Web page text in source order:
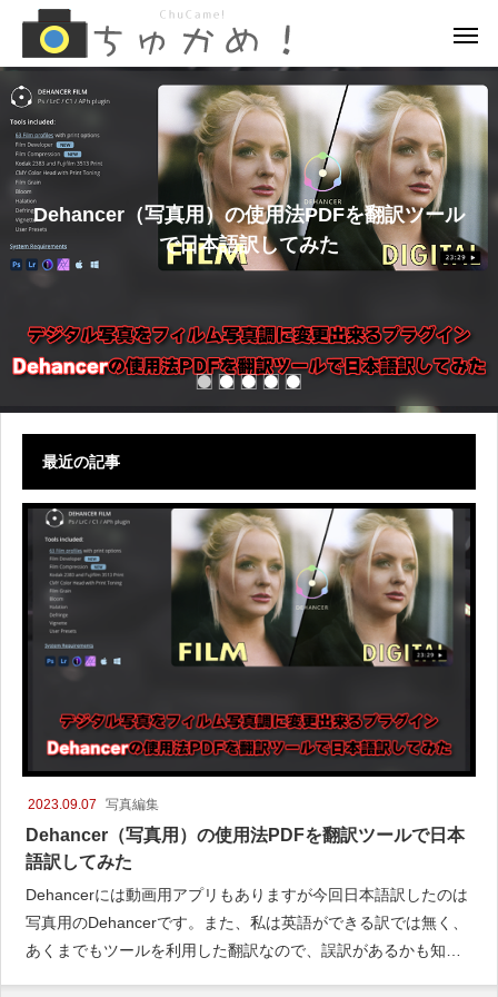
Dehancer（写真用）の使用法PDFを翻訳ツール
で日本語訳してみた
最近の記事
2023.09.07 写真編集
Dehancer（写真用）の使用法PDFを翻訳ツールで日本
語訳してみた
Dehancerには動画用アプリもありますが今回日本語訳したのは
写真用のDehancerです。また、私は英語ができる訳では無く、
あくまでもツールを利用した翻訳なので、誤訳があるかも知れ